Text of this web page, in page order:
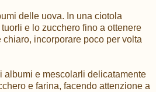
delle uova. In una ciotola
e lo zucchero fino a ottenere
incorporare poco per volta
albumi e mescolarli delicatamente
e farina, facendo attenzione a